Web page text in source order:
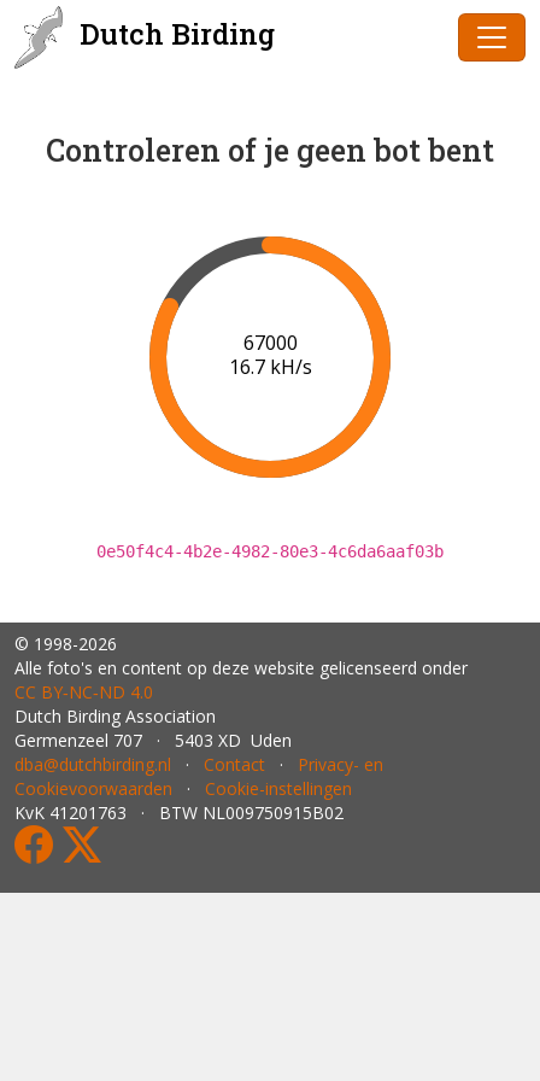
Dutch Birding
Controleren of je geen bot bent
69000
16.9 kH/s
0e50f4c4-4b2e-4982-80e3-4c6da6aaf03b
© 1998-2026
Alle foto's en content op deze website gelicenseerd onder
CC BY‑NC‑ND 4.0
Dutch Birding Association
Germenzeel 707 · 5403 XD Uden
dba@dutchbirding.nl · Contact · Privacy- en
Cookievoorwaarden · Cookie-instellingen
KvK 41201763 · BTW NL009750915B02